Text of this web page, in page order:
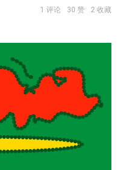
1 评论 30 赞 2 收藏